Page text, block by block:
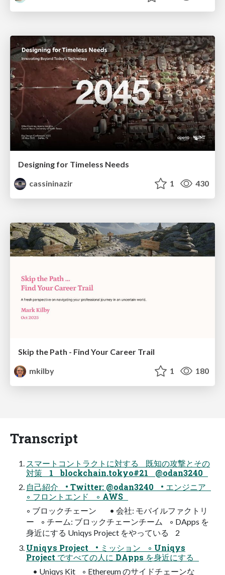
Designing for Timeless Needs
cassininazir
1 430
Skip the Path - Find Your Career Trail
mkilby
1 180
Transcript
スマートコントラクトに対する 既知の攻撃とその
対策 1 blockchain.tokyo#21 @odan3240
自己紹介 • Twitter: @odan3240 • エンジニア
◦ フロントエンド ◦ AWS
◦ ブロックチェーン • 会社: モバイルファクトリ
ー ◦ チーム: ブロックチェーンチーム ◦ DApps を
身近にする Uniqys Project をやっている 2
Uniqys Project • ミッション ◦ Uniqys
Project ですべての人に DApps を身近にする
• Uniqys Kit ◦ Ethereum のサイドチェーンな